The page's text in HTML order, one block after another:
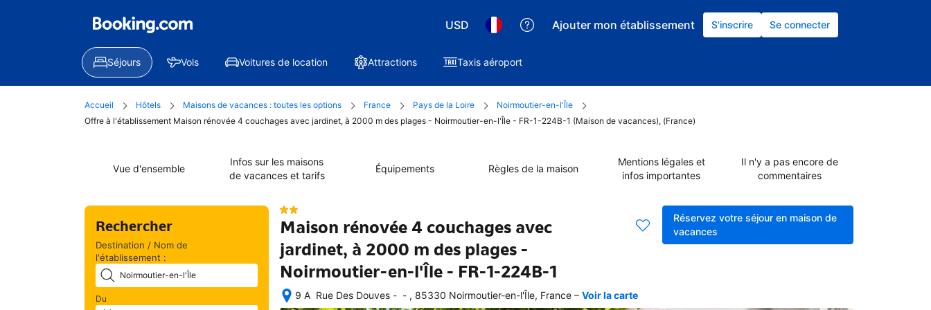
USD Ajouter mon établissement S'inscrire Se connecter
Séjours Vols Voitures de location Attractions Taxis aéroport
Accueil Hôtels Maisons de vacances : toutes les options France Pays de la Loire
Noirmoutier-en-l'Île
Offre à l'établissement Maison rénovée 4 couchages avec jardinet, à 2000 m des plages - Noirmoutier-en-l'Île - FR-1-224B-1 (Maison de vacances), (France)
Vue d'ensemble
Infos sur les maisons
de vacances et tarifs
Équipements Règles de la maison
Mentions légales et
infos importantes
Il n'y a pas encore de
commentaires
Rechercher
Destination / Nom de
l'établissement :
Du
Réservez votre séjour en maison de
vacances
Maison rénovée 4 couchages avec
jardinet, à 2000 m des plages -
Noirmoutier-en-l'Île - FR-1-224B-1
9 A  Rue Des Douves -  - , 85330 Noirmoutier-en-l'Île, France – Voir la carte